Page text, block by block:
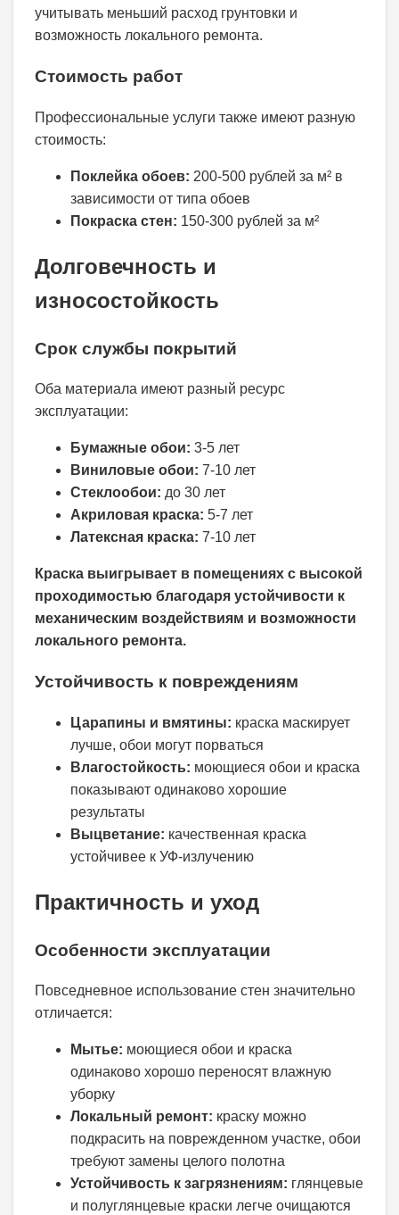
учитывать меньший расход грунтовки и
возможность локального ремонта.
Стоимость работ
Профессиональные услуги также имеют разную
стоимость:
Поклейка обоев: 200-500 рублей за м² в
зависимости от типа обоев
Покраска стен: 150-300 рублей за м²
Долговечность и
износостойкость
Срок службы покрытий
Оба материала имеют разный ресурс
эксплуатации:
Бумажные обои: 3-5 лет
Виниловые обои: 7-10 лет
Стеклообои: до 30 лет
Акриловая краска: 5-7 лет
Латексная краска: 7-10 лет
Краска выигрывает в помещениях с высокой
проходимостью благодаря устойчивости к
механическим воздействиям и возможности
локального ремонта.
Устойчивость к повреждениям
Царапины и вмятины: краска маскирует
лучше, обои могут порваться
Влагостойкость: моющиеся обои и краска
показывают одинаково хорошие
результаты
Выцветание: качественная краска
устойчивее к УФ-излучению
Практичность и уход
Особенности эксплуатации
Повседневное использование стен значительно
отличается:
Мытье: моющиеся обои и краска
одинаково хорошо переносят влажную
уборку
Локальный ремонт: краску можно
подкрасить на поврежденном участке, обои
требуют замены целого полотна
Устойчивость к загрязнениям: глянцевые
и полуглянцевые краски легче очищаются